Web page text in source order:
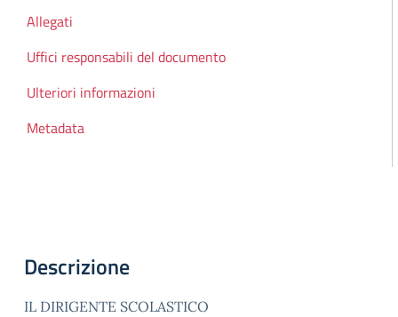
Allegati
Uffici responsabili del documento
Ulteriori informazioni
Metadata
Descrizione
IL DIRIGENTE SCOLASTICO